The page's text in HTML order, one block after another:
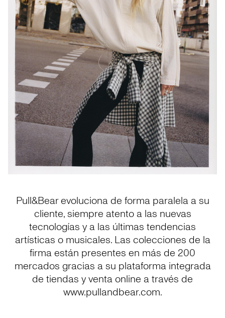
Pull&Bear evoluciona de forma paralela a su
cliente, siempre atento a las nuevas
tecnologías y a las últimas tendencias
artísticas o musicales. Las colecciones de la
firma están presentes en más de 200
mercados gracias a su plataforma integrada
de tiendas y venta online a través de
www.pullandbear.com.